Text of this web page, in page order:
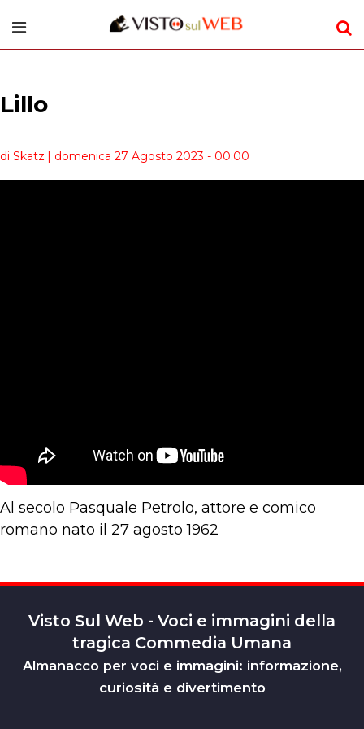
Lillo
di Skatz | domenica 27 Agosto 2023 - 00:00
Al secolo Pasquale Petrolo, attore e comico
romano nato il 27 agosto 1962
Visto Sul Web - Voci e immagini della
tragica Commedia Umana
Almanacco per voci e immagini: informazione,
curiosità e divertimento